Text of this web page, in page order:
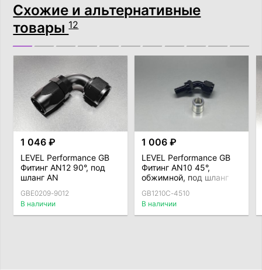
Схожие и альтернативные
товары12
1 046 ₽
LEVEL Performance GB
Фитинг AN12 90°, под
шланг AN
GBE0209-9012
В наличии
1 006 ₽
LEVEL Performance GB
Фитинг AN10 45°,
обжимной, под шланг
GB1210C-4510
В наличии